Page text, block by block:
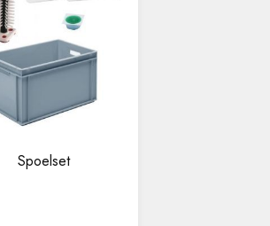
Spoelset